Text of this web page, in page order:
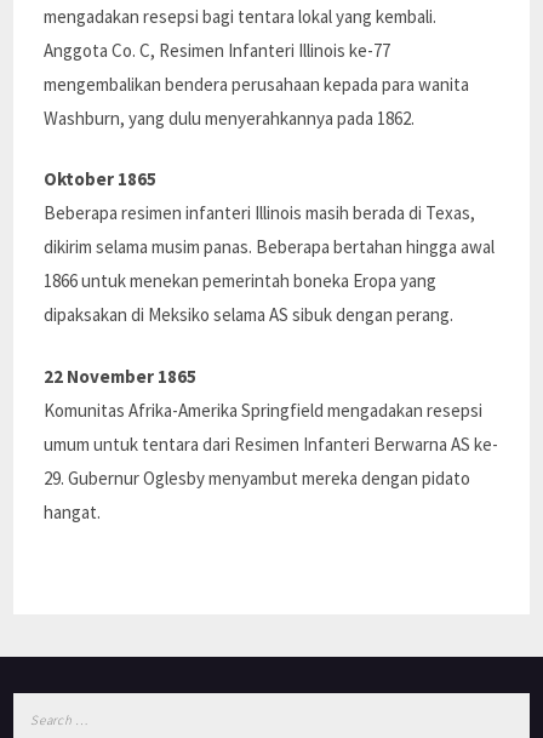
mengadakan resepsi bagi tentara lokal yang kembali.
Anggota Co. C, Resimen Infanteri Illinois ke-77
mengembalikan bendera perusahaan kepada para wanita
Washburn, yang dulu menyerahkannya pada 1862.
Oktober 1865
Beberapa resimen infanteri Illinois masih berada di Texas,
dikirim selama musim panas. Beberapa bertahan hingga awal
1866 untuk menekan pemerintah boneka Eropa yang
dipaksakan di Meksiko selama AS sibuk dengan perang.
22 November 1865
Komunitas Afrika-Amerika Springfield mengadakan resepsi
umum untuk tentara dari Resimen Infanteri Berwarna AS ke-
29. Gubernur Oglesby menyambut mereka dengan pidato
hangat.